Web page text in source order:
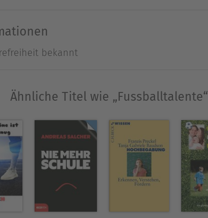
bekannt
Ähnliche Titel wie „Fussballtalente“